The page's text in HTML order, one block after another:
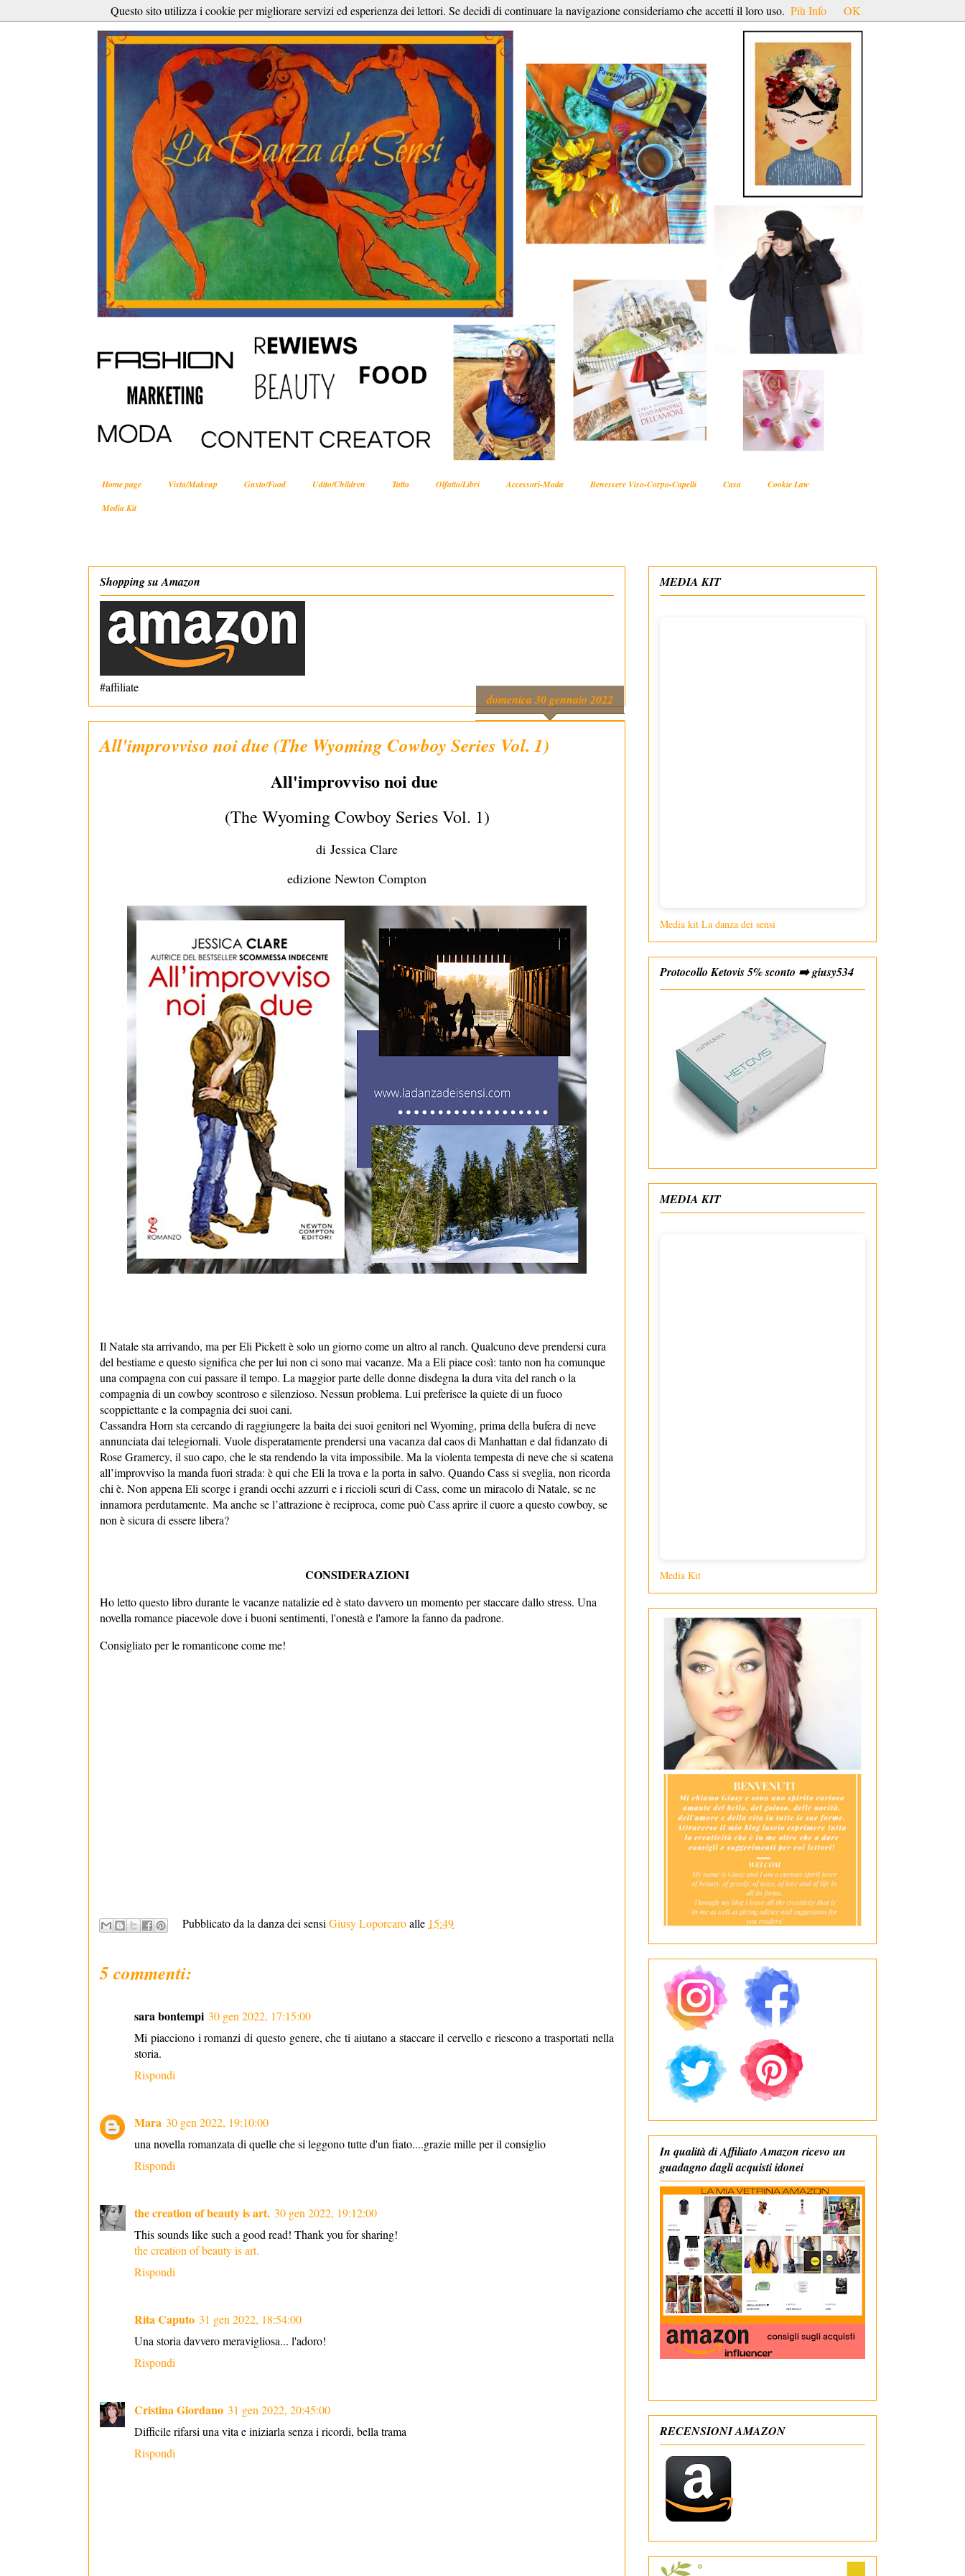
Home page Vista/Makeup Gusto/Food Udito/Children Tatto Olfatto/Libri Accessori-Moda Benessere Viso-Corpo-Capelli Casa
Cookie Law
Media Kit
Shopping su Amazon
#affiliate
domenica 30 gennaio 2022
All'improvviso noi due (The Wyoming Cowboy Series Vol. 1)
All'improvviso noi due
(The Wyoming Cowboy Series Vol. 1)
di Jessica Clare
edizione Newton Compton
Il Natale sta arrivando, ma per Eli Pickett è solo un giorno come un altro al ranch. Qualcuno deve prendersi cura
del bestiame e questo significa che per lui non ci sono mai vacanze. Ma a Eli piace così: tanto non ha comunque
una compagna con cui passare il tempo. La maggior parte delle donne disdegna la dura vita del ranch o la
compagnia di un cowboy scontroso e silenzioso. Nessun problema. Lui preferisce la quiete di un fuoco
scoppiettante e la compagnia dei suoi cani.
Cassandra Horn sta cercando di raggiungere la baita dei suoi genitori nel Wyoming, prima della bufera di neve
annunciata dai telegiornali. Vuole disperatamente prendersi una vacanza dal caos di Manhattan e dal fidanzato di
Rose Gramercy, il suo capo, che le sta rendendo la vita impossibile. Ma la violenta tempesta di neve che si scatena
all’improvviso la manda fuori strada: è qui che Eli la trova e la porta in salvo. Quando Cass si sveglia, non ricorda
chi è. Non appena Eli scorge i grandi occhi azzurri e i riccioli scuri di Cass, come un miracolo di Natale, se ne
innamora perdutamente. Ma anche se l’attrazione è reciproca, come può Cass aprire il cuore a questo cowboy, se
non è sicura di essere libera?
CONSIDERAZIONI
Ho letto questo libro durante le vacanze natalizie ed è stato davvero un momento per staccare dallo stress. Una
novella romance piacevole dove i buoni sentimenti, l'onestà e l'amore la fanno da padrone.
Consigliato per le romanticone come me!
Pubblicato da la danza dei sensi Giusy Loporcaroalle 15:49
5 commenti:
sara bontempi 30 gen 2022, 17:15:00
Mi piacciono i romanzi di questo genere, che ti aiutano a staccare il cervello e riescono a trasportati nella
storia.
Rispondi
Mara 30 gen 2022, 19:10:00
una novella romanzata di quelle che si leggono tutte d'un fiato....grazie mille per il consiglio
Rispondi
the creation of beauty is art. 30 gen 2022, 19:12:00
This sounds like such a good read! Thank you for sharing!
the creation of beauty is art.
Rispondi
Rita Caputo 31 gen 2022, 18:54:00
Una storia davvero meravigliosa... l'adoro!
Rispondi
Cristina Giordano 31 gen 2022, 20:45:00
Difficile rifarsi una vita e iniziarla senza i ricordi, bella trama
Rispondi
MEDIA KIT
Media kit La danza dei sensi
Protocollo Ketovis 5% sconto ➡️ giusy534
MEDIA KIT
Media Kit
In qualità di Affiliato Amazon ricevo un
guadagno dagli acquisti idonei
RECENSIONI AMAZON
Questo sito utilizza i cookie per migliorare servizi ed esperienza dei lettori. Se decidi di continuare la navigazione consideriamo che accetti il loro uso. Più Info OK